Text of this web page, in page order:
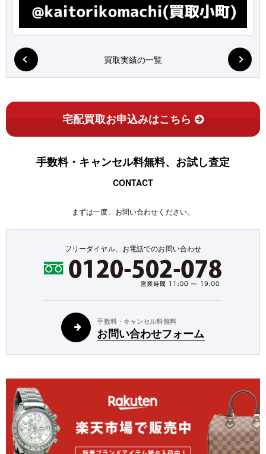
買取実績の一覧
宅配買取お申込みはこちら
手数料・キャンセル料無料、お試し査定
CONTACT
まずは一度、お問い合わせください。
フリーダイヤル、お電話でのお問い合わせ
手数料・キャンセル料無料
お問い合わせフォーム